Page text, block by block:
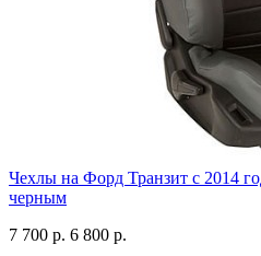
Чехлы на Форд Транзит с 2014
черным
7 700 р. 6 800 р.